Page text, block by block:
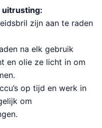
uitrusting:
zijn aan te raden
na elk gebruik
en olie ze licht in om
op tijd en werk in
om